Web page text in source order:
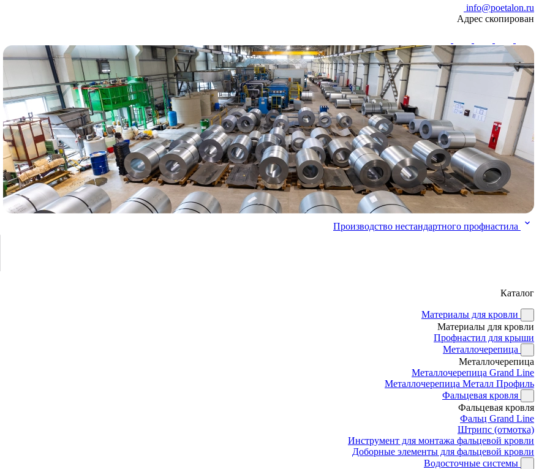
info@poetalon.ru
Адрес скопирован
Производство нестандартного профнастила
Каталог
Материалы для кровли
Материалы для кровли
Профнастил для крыши
Металлочерепица
Металлочерепица
Металлочерепица Grand Line
Металлочерепица Металл Профиль
Фальцевая кровля
Фальцевая кровля
Фальц Grand Line
Штрипс (отмотка)
Инструмент для монтажа фальцевой кровли
Доборные элементы для фальцевой кровли
Водосточные системы